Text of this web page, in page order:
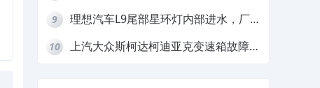
9
理想汽车L9尾部星环灯内部进水，厂
10
上汽大众斯柯达柯迪亚克变速箱故障，